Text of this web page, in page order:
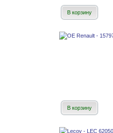
В корзину
В корзину